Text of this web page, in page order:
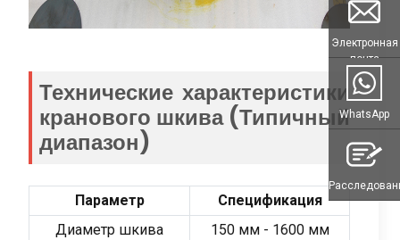
Технические характеристики
кранового шкива (Типичный
диапазон)
Параметр
Спецификация
Диаметр шкива
150 мм - 1600 мм
Электронная
почта
WhatsApp